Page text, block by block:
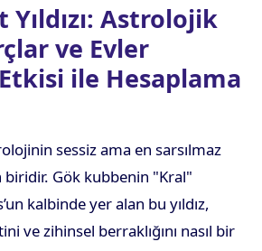
Astrolojik
ve Evler
ile Hesaplama
sessiz ama en sarsılmaz
Gök kubbenin "Kral"
kalbinde yer alan bu yıldız,
ve zihinsel berraklığını nasıl bir